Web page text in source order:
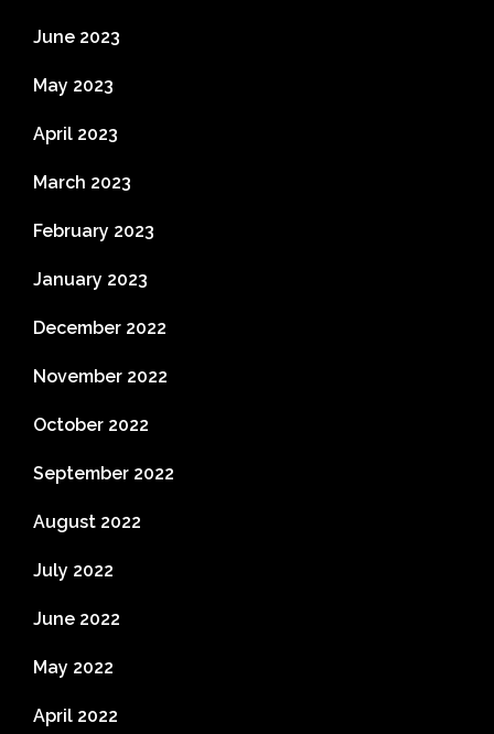
June 2023
May 2023
April 2023
March 2023
February 2023
January 2023
December 2022
November 2022
October 2022
September 2022
August 2022
July 2022
June 2022
May 2022
April 2022